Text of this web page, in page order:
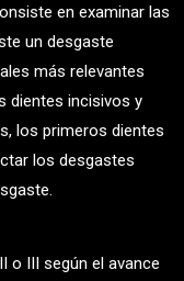
en examinar las
un desgaste
más relevantes
dientes incisivos y
los primeros dientes
los desgastes
o III según el avance